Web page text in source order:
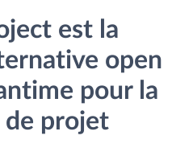
est la
open
pour la
de projet